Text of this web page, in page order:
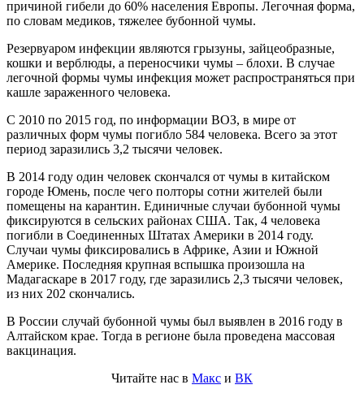
причиной гибели до 60% населения Европы. Легочная форма,
по словам медиков, тяжелее бубонной чумы.
Резервуаром инфекции являются грызуны, зайцеобразные,
кошки и верблюды, а переносчики чумы – блохи. В случае
легочной формы чумы инфекция может распространяться при
кашле зараженного человека.
С 2010 по 2015 год, по информации ВОЗ, в мире от
различных форм чумы погибло 584 человека. Всего за этот
период заразились 3,2 тысячи человек.
В 2014 году один человек скончался от чумы в китайском
городе Юмень, после чего полторы сотни жителей были
помещены на карантин. Единичные случаи бубонной чумы
фиксируются в сельских районах США. Так, 4 человека
погибли в Соединенных Штатах Америки в 2014 году.
Случаи чумы фиксировались в Африке, Азии и Южной
Америке. Последняя крупная вспышка произошла на
Мадагаскаре в 2017 году, где заразились 2,3 тысячи человек,
из них 202 скончались.
В России случай бубонной чумы был выявлен в 2016 году в
Алтайском крае. Тогда в регионе была проведена массовая
вакцинация.
Читайте нас в Макс и ВК